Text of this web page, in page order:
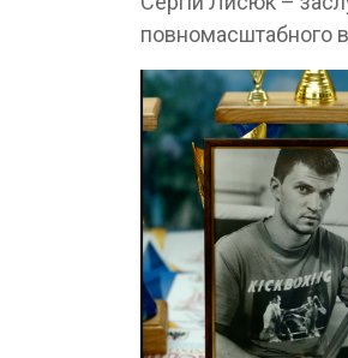
повномасштабного